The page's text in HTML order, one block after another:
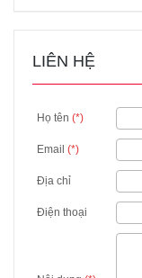
LIÊN HỆ
Họ tên (*)
Email (*)
Địa chỉ
Điện thoại